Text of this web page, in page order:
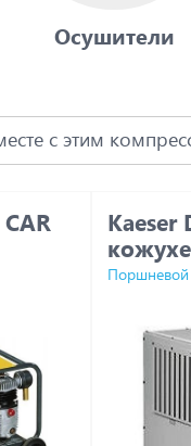
Осушители
с этим
Kaeser
кожухе
Поршневой